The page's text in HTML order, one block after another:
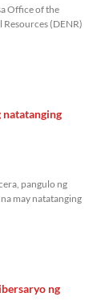
Office of the
(DENR)
natatanging
pangulo ng
may natatanging
ng